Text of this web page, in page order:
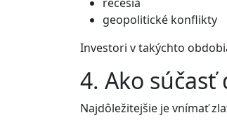
geopolitické konflikty
Investori v takýchto
4. Ako
Najdôležitejšie je vnímať